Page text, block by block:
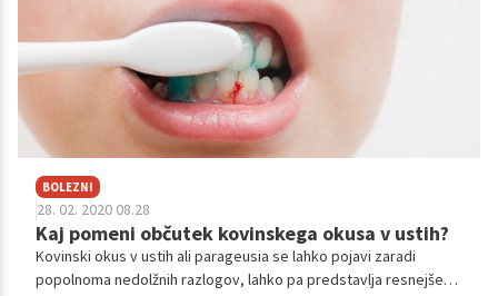
izven javnega zdravstva, bodisi gre za področje duševnega
zdravja ali specialistov, ki delajo v okviru lastne prakse?
BOLEZNI
28. 02. 2020 08.28
Kaj pomeni občutek kovinskega okusa v ustih?
Kovinski okus v ustih ali parageusia se lahko pojavi zaradi
popolnoma nedolžnih razlogov, lahko pa predstavlja resnejše